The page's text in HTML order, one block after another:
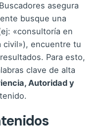
asegura
busque una
«consultoría en
civil»), encuentre tu
Para esto,
clave de alta
Autoridad y